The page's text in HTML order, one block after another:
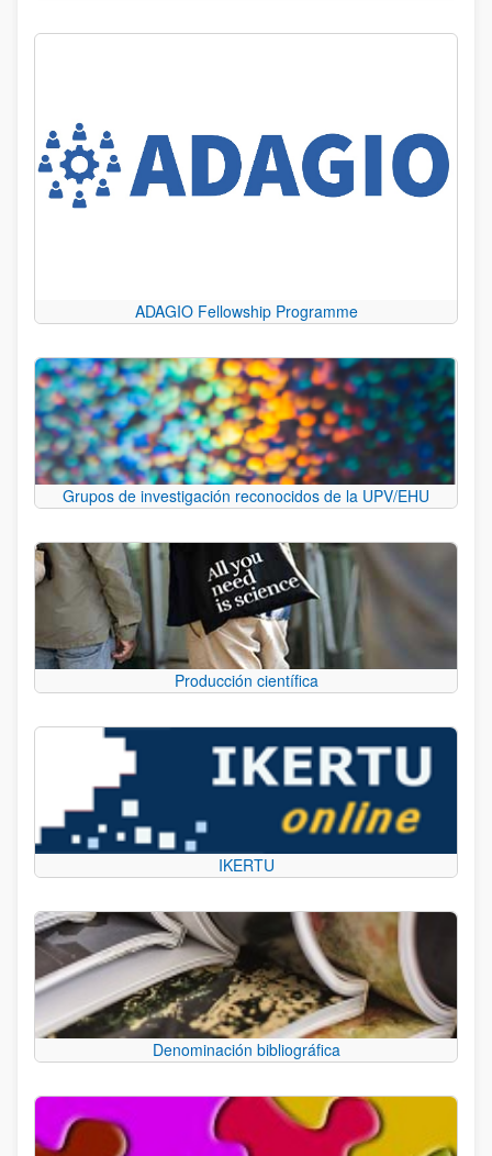
ADAGIO Fellowship Programme
Grupos de investigación reconocidos de la UPV/EHU
Producción científica
IKERTU
Denominación bibliográfica